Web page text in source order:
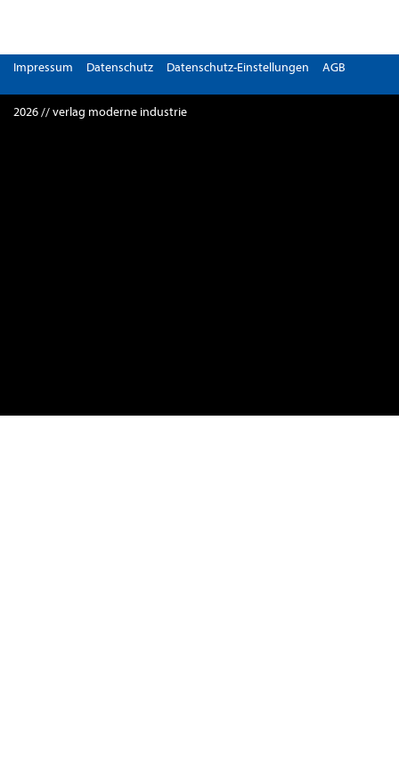
Impressum Datenschutz Datenschutz-Einstellungen AGB
2026 // verlag moderne industrie